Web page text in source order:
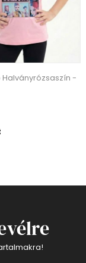
Halványrózsaszín -